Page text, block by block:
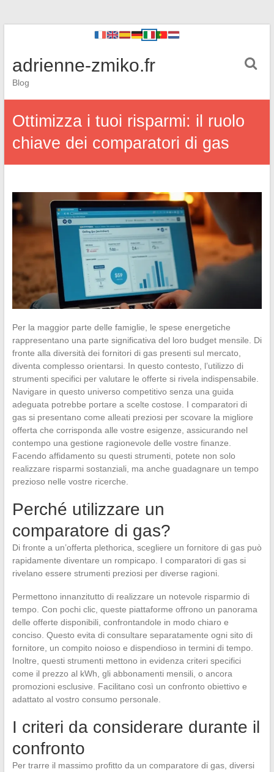
adrienne-zmiko.fr
Blog
Ottimizza i tuoi risparmi: il ruolo
chiave dei comparatori di gas
Per la maggior parte delle famiglie, le spese energetiche
rappresentano una parte significativa del loro budget mensile. Di
fronte alla diversità dei fornitori di gas presenti sul mercato,
diventa complesso orientarsi. In questo contesto, l’utilizzo di
strumenti specifici per valutare le offerte si rivela indispensabile.
Navigare in questo universo competitivo senza una guida
adeguata potrebbe portare a scelte costose. I comparatori di
gas si presentano come alleati preziosi per scovare la migliore
offerta che corrisponda alle vostre esigenze, assicurando nel
contempo una gestione ragionevole delle vostre finanze.
Facendo affidamento su questi strumenti, potete non solo
realizzare risparmi sostanziali, ma anche guadagnare un tempo
prezioso nelle vostre ricerche.
Perché utilizzare un
comparatore di gas?
Di fronte a un’offerta plethorica, scegliere un fornitore di gas può
rapidamente diventare un rompicapo. I comparatori di gas si
rivelano essere strumenti preziosi per diverse ragioni.
Permettono innanzitutto di realizzare un notevole risparmio di
tempo. Con pochi clic, queste piattaforme offrono un panorama
delle offerte disponibili, confrontandole in modo chiaro e
conciso. Questo evita di consultare separatamente ogni sito di
fornitore, un compito noioso e dispendioso in termini di tempo.
Inoltre, questi strumenti mettono in evidenza criteri specifici
come il prezzo al kWh, gli abbonamenti mensili, o ancora
promozioni esclusive. Facilitano così un confronto obiettivo e
adattato al vostro consumo personale.
I criteri da considerare durante il
confronto
Per trarre il massimo profitto da un comparatore di gas, diversi